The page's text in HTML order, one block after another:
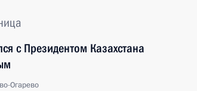
с Президентом Казахстана
Огарево